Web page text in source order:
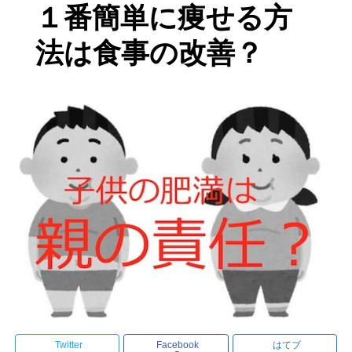
１番簡単に痩せる方
法は食事の改善？
Twitter
Facebook
はてブ